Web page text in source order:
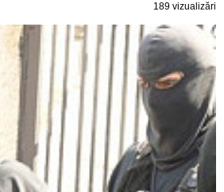
189 vizualizări